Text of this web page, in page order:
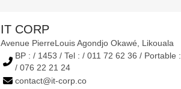
IT CORP
Avenue PierreLouis Agondjo Okawé, Likouala
BP : / 1453 / Tel : / 011 72 62 36 / Portable :
/ 076 22 21 24
contact@it-corp.co